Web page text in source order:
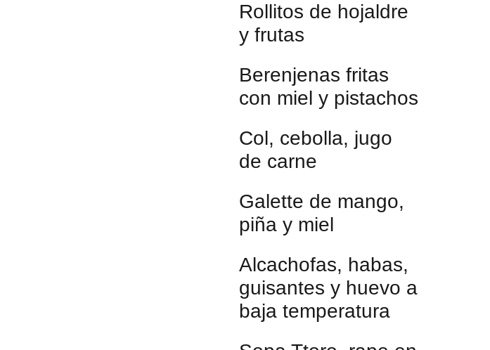
Rollitos de hojaldre
y frutas
Berenjenas fritas
con miel y pistachos
Col, cebolla, jugo
de carne
Galette de mango,
piña y miel
Alcachofas, habas,
guisantes y huevo a
baja temperatura